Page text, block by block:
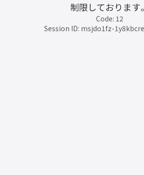
制限しております。
Code: 12
Session ID: msjdo1fz-